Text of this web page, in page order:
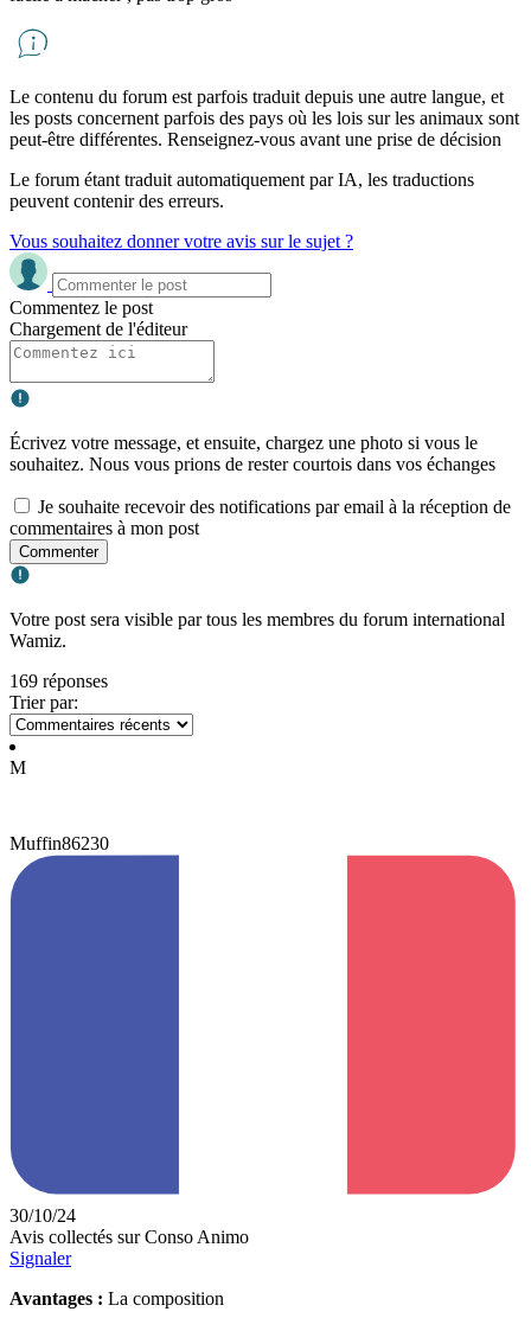
Le contenu du forum est parfois traduit depuis une autre langue, et
les posts concernent parfois des pays où les lois sur les animaux sont
peut-être différentes. Renseignez-vous avant une prise de décision
Le forum étant traduit automatiquement par IA, les traductions
peuvent contenir des erreurs.
Vous souhaitez donner votre avis sur le sujet ?
Commentez le post
Chargement de l'éditeur
Écrivez votre message, et ensuite, chargez une photo si vous le
souhaitez. Nous vous prions de rester courtois dans vos échanges
Je souhaite recevoir des notifications par email à la réception de
commentaires à mon post
Commenter
Votre post sera visible par tous les membres du forum international
Wamiz.
169 réponses
Trier par:
M
Muffin86230
30/10/24
Avis collectés sur Conso Animo
Signaler
Avantages : La composition